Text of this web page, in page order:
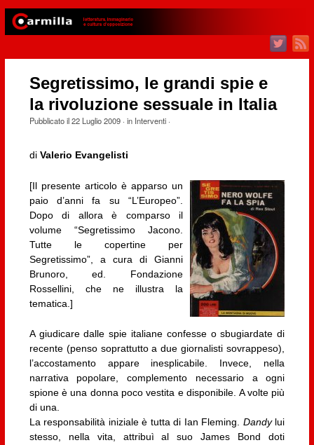
Segretissimo, le grandi spie e
la rivoluzione sessuale in Italia
Pubblicato il22 Luglio 2009· in Interventi·
di Valerio Evangelisti
[Il presente articolo è apparso un
paio d’anni fa su “L’Europeo”.
Dopo di allora è comparso il
volume “Segretissimo Jacono.
Tutte le copertine per
Segretissimo”, a cura di Gianni
Brunoro, ed. Fondazione
Rossellini, che ne illustra la
tematica.]
A giudicare dalle spie italiane confesse o sbugiardate di
recente (penso soprattutto a due giornalisti sovrappeso),
l’accostamento appare inesplicabile. Invece, nella
narrativa popolare, complemento necessario a ogni
spione è una donna poco vestita e disponibile. A volte più
di una.
La responsabilità iniziale è tutta di Ian Fleming. Dandylui
stesso, nella vita, attribuì al suo James Bond doti